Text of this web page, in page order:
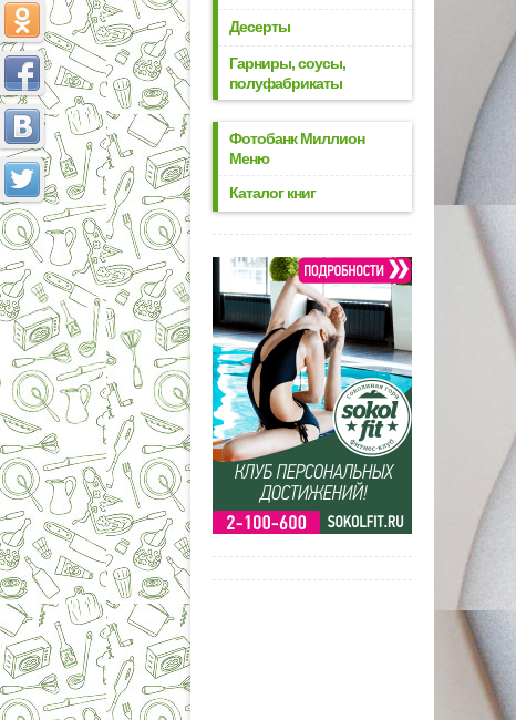
Десерты
Гарниры, соусы,
полуфабрикаты
Фотобанк Миллион
Меню
Каталог книг